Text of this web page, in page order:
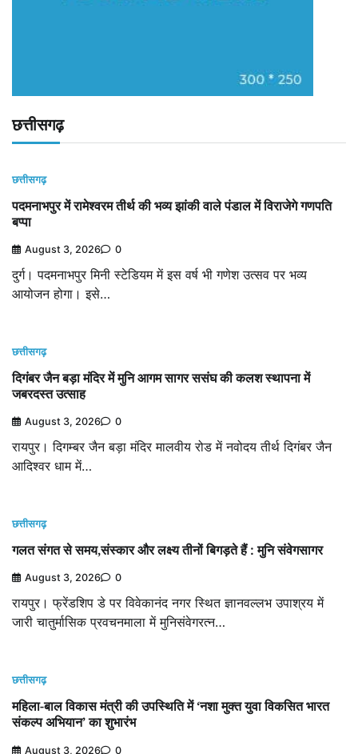
छत्तीसगढ़
छत्तीसगढ़
पदमनाभपुर में रामेश्वरम तीर्थ की भव्य झांकी वाले पंडाल में विराजेगे गणपति
बप्पा
August 3, 2026 0
दुर्ग। पदमनाभपुर मिनी स्टेडियम में इस वर्ष भी गणेश उत्सव पर भव्य
आयोजन होगा। इसे…
छत्तीसगढ़
दिगंबर जैन बड़ा मंदिर में मुनि आगम सागर ससंघ की कलश स्थापना में
जबरदस्त उत्साह
August 3, 2026 0
रायपुर। दिगम्बर जैन बड़ा मंदिर मालवीय रोड में नवोदय तीर्थ दिगंबर जैन
आदिश्वर धाम में…
छत्तीसगढ़
गलत संगत से समय,संस्कार और लक्ष्य तीनों बिगड़ते हैं : मुनि संवेगसागर
August 3, 2026 0
रायपुर। फ्रेंडशिप डे पर विवेकानंद नगर स्थित ज्ञानवल्लभ उपाश्रय में
जारी चातुर्मासिक प्रवचनमाला में मुनिसंवेगरत्न…
छत्तीसगढ़
महिला-बाल विकास मंत्री की उपस्थिति में ‘नशा मुक्त युवा विकसित भारत
संकल्प अभियान’ का शुभारंभ
August 3, 2026 0